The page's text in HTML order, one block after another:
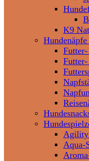
K9
Futter-
Aqua-